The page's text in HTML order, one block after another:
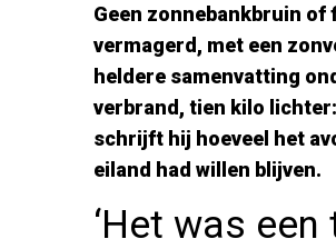
Geen zonnebankbruin
vermagerd, met een
heldere samenvatting
verbrand, tien kilo lichter:
schrijft hij hoeveel het
eiland had willen blijven.
‘Het was